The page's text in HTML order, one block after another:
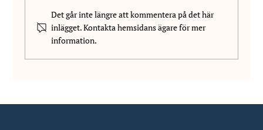
Vi välkomnar Wilhelm Vanhala till NIS!
Det går inte längre att kommentera på det här
inlägget. Kontakta hemsidans ägare för mer
information.